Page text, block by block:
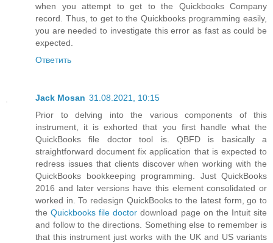
when you attempt to get to the Quickbooks Company
record. Thus, to get to the Quickbooks programming easily,
you are needed to investigate this error as fast as could be
expected.
Ответить
Jack Mosan 31.08.2021, 10:15
Prior to delving into the various components of this
instrument, it is exhorted that you first handle what the
QuickBooks file doctor tool is. QBFD is basically a
straightforward document fix application that is expected to
redress issues that clients discover when working with the
QuickBooks bookkeeping programming. Just QuickBooks
2016 and later versions have this element consolidated or
worked in. To redesign QuickBooks to the latest form, go to
theQuickbooks file doctor download page on the Intuit site
and follow to the directions. Something else to remember is
that this instrument just works with the UK and US variants